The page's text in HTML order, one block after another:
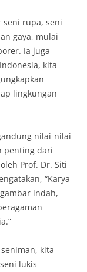
seni rupa, seni
gaya, mulai
Ia juga
kita
lingkungan
nilai-nilai
penting dari
Prof. Dr. Siti
“Karya
indah,
kita
lukis